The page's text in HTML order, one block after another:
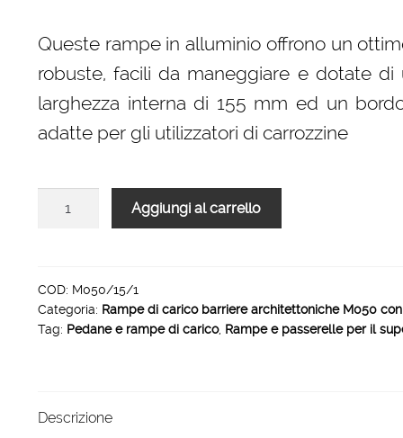
Queste rampe in alluminio offrono un
robuste, facili da maneggiare e dotate
larghezza interna di 155 mm ed un
adatte per gli utilizzatori di carrozzine
barriere
architettoniche
M050
mm
Aggiungi al carrello
COD: M050/15/1
Categoria: Rampe di carico barriere architettoniche M050
Tag: Pedane e rampe di carico, Rampe e passerelle per il
Descrizione